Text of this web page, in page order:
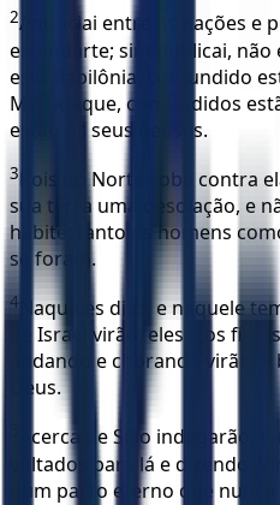
2Anunciai entre as nações e
estandarte; sim publicai, não
está Babilônia, confundido
Merodaque, confundidos
estão os seus deuses.
3
Pois do Norte sobe contra
sua terra uma desolação, e
habite; tanto os homens
se foram.
4 Naqueles dias, e naquele
de Israel virão, eles e os
andando e chorando virão,
Deus.
Acerca de Sião indagarão,
voltados para lá e dizendo:
num pacto eterno que